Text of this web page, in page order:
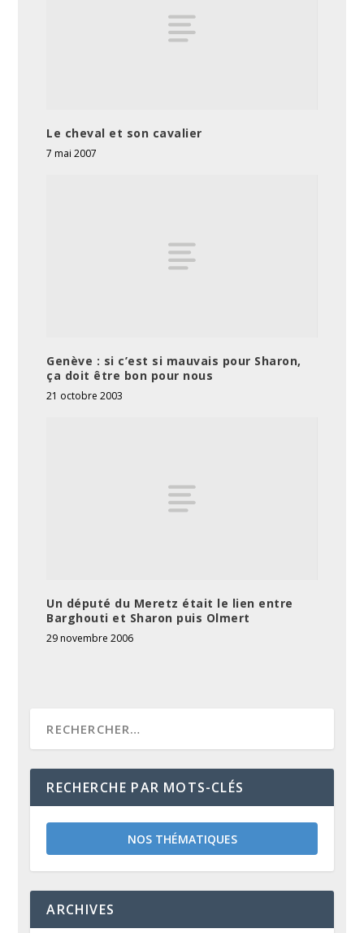
Le cheval et son cavalier
7 mai 2007
Genève : si c’est si mauvais pour Sharon,
ça doit être bon pour nous
21 octobre 2003
Un député du Meretz était le lien entre
Barghouti et Sharon puis Olmert
29 novembre 2006
RECHERCHE PAR MOTS-CLÉS
NOS THÉMATIQUES
ARCHIVES